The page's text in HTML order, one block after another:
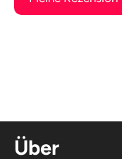
Über